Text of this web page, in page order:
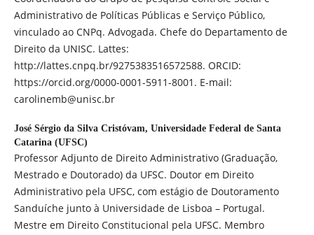
Administrativo de Políticas Públicas e Serviço Público,
vinculado ao CNPq. Advogada. Chefe do Departamento de
Direito da UNISC. Lattes:
http://lattes.cnpq.br/9275383516572588. ORCID:
https://orcid.org/0000-0001-5911-8001. E-mail:
carolinemb@unisc.br
José Sérgio da Silva Cristóvam, Universidade Federal de Santa
Catarina (UFSC)
Professor Adjunto de Direito Administrativo (Graduação,
Mestrado e Doutorado) da UFSC. Doutor em Direito
Administrativo pela UFSC, com estágio de Doutoramento
Sanduíche junto à Universidade de Lisboa – Portugal.
Mestre em Direito Constitucional pela UFSC. Membro